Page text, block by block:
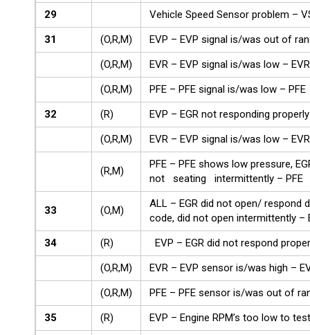
29
Vehicle Speed Sensor problem –
31
(O,R,M)
EVP – EVP signal is/was out of
(O,R,M)
EVR – EVP signal is/was low – EVR
(O,R,M)
PFE – PFE signal is/was low – PFE
32
(R)
EVP – EGR not responding
(O,R,M)
EVR – EVP signal is/was low – EVR
(R,M)
PFE – PFE shows low pressure,
not seating intermittently – PFE
33 (O,M)
ALL – EGR did not open/ respond
code, did not open intermittently –
34
(R)
EVP – EGR did not respond
(O,R,M)
EVR – EVP sensor is/was high –
(O,R,M)
PFE – PFE sensor is/was out of
35
(R)
EVP – Engine RPM’s too low to